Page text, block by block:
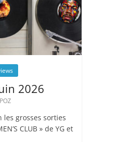
2026
les grosses sorties
CLUB » de YG et